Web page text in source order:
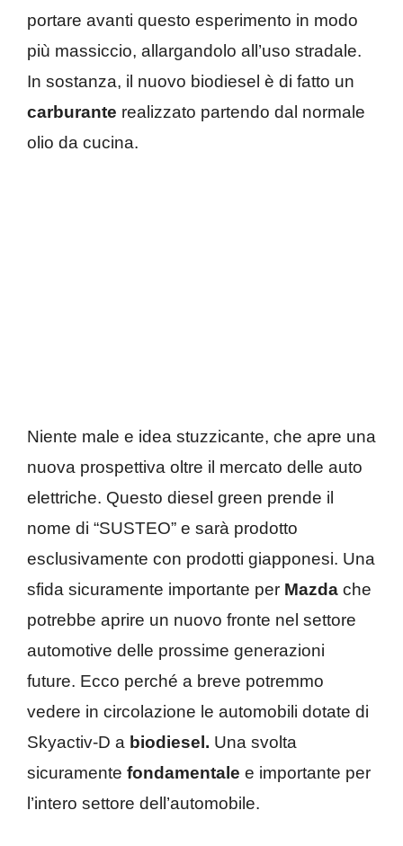
portare avanti questo esperimento in modo
più massiccio, allargandolo all’uso stradale.
In sostanza, il nuovo biodiesel è di fatto un
carburante realizzato partendo dal normale
olio da cucina.
Niente male e idea stuzzicante, che apre una
nuova prospettiva oltre il mercato delle auto
elettriche. Questo diesel green prende il
nome di “SUSTEO” e sarà prodotto
esclusivamente con prodotti giapponesi. Una
sfida sicuramente importante per Mazda che
potrebbe aprire un nuovo fronte nel settore
automotive delle prossime generazioni
future. Ecco perché a breve potremmo
vedere in circolazione le automobili dotate di
Skyactiv-D a biodiesel. Una svolta
sicuramente fondamentale e importante per
l’intero settore dell’automobile.